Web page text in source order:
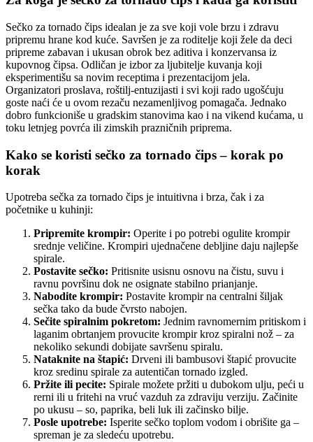
Sečko za tornado čips idealan je za sve koji vole brzu i zdravu
pripremu hrane kod kuće. Savršen je za roditelje koji žele da deci
pripreme zabavan i ukusan obrok bez aditiva i konzervansa iz
kupovnog čipsa. Odličan je izbor za ljubitelje kuvanja koji
eksperimentišu sa novim receptima i prezentacijom jela.
Organizatori proslava, roštilj-entuzijasti i svi koji rado ugošćuju
goste naći će u ovom rezaču nezamenljivog pomagača. Jednako
dobro funkcioniše u gradskim stanovima kao i na vikend kućama, u
toku letnjeg povrća ili zimskih prazničnih priprema.
Kako se koristi sečko za tornado čips – korak po
korak
Upotreba sečka za tornado čips je intuitivna i brza, čak i za
početnike u kuhinji:
Pripremite krompir: Operite i po potrebi ogulite krompir
srednje veličine. Krompiri ujednačene debljine daju najlepše
spirale.
Postavite sečko: Pritisnite usisnu osnovu na čistu, suvu i
ravnu površinu dok ne osignate stabilno prianjanje.
Nabodite krompir: Postavite krompir na centralni šiljak
sečka tako da bude čvrsto nabojen.
Sečite spiralnim pokretom: Jednim ravnomernim pritiskom i
laganim obrtanjem provucite krompir kroz spiralni nož – za
nekoliko sekundi dobijate savršenu spiralu.
Nataknite na štapić: Drveni ili bambusovi štapić provucite
kroz sredinu spirale za autentičan tornado izgled.
Pržite ili pecite: Spirale možete pržiti u dubokom ulju, peći u
rerni ili u fritehi na vruć vazduh za zdraviju verziju. Začinite
po ukusu – so, paprika, beli luk ili začinsko bilje.
Posle upotrebe: Isperite sečko toplom vodom i obrišite ga –
spreman je za sledeću upotrebu.